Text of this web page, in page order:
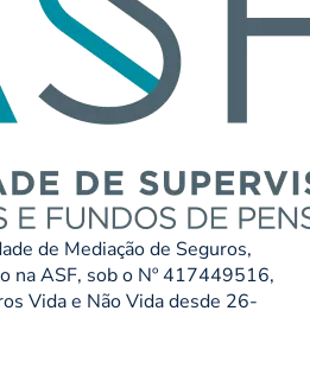
de Mediação de Seguros,
na ASF, sob o Nº 417449516,
Vida e Não Vida desde 26-